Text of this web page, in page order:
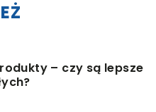
– czy są lepsze